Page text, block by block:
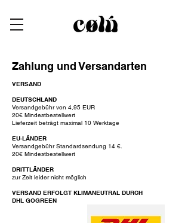
Zahlung und Versandarten
VERSAND
DEUTSCHLAND
Versandgebühr von 4,95 EUR
20€ Mindestbestellwert
Lieferzeit beträgt maximal 10 Werktage
EU-LÄNDER
Versandgebühr Standardsendung 14 €.
20€ Mindestbestellwert
DRITTLÄNDER
zur Zeit leider nicht möglich
VERSAND ERFOLGT KLIMANEUTRAL DURCH
DHL GOGREEN